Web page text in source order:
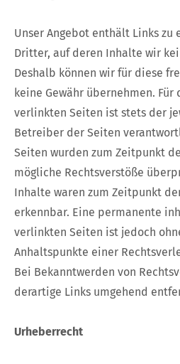
Unser Angebot enthält Links zu
Dritter, auf deren Inhalte wir
Deshalb können wir für diese
keine Gewähr übernehmen.
verlinkten Seiten ist stets der
Betreiber der Seiten
Seiten wurden zum Zeitpunkt
mögliche Rechtsverstöße
Inhalte waren zum Zeitpunkt
erkennbar. Eine permanente
verlinkten Seiten ist jedoch
Anhaltspunkte einer
Bei Bekanntwerden von
derartige Links umgehend
Urheberrecht